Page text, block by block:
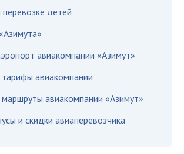
перевозке детей
авиакомпании «Азимут»
авиакомпании
авиакомпании «Азимут»
и скидки авиаперевозчика